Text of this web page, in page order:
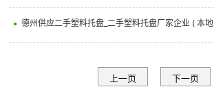
德州供应二手塑料托盘_二手塑料托盘厂家企业 ( 本地商家)
上一页 下一页